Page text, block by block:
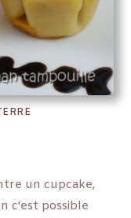
un cupcake,
c'est possible